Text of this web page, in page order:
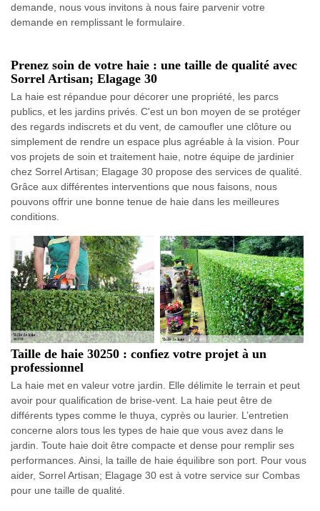
demande, nous vous invitons à nous faire parvenir votre
demande en remplissant le formulaire.
Prenez soin de votre haie : une taille de qualité avec
Sorrel Artisan; Elagage 30
La haie est répandue pour décorer une propriété, les parcs
publics, et les jardins privés. C'est un bon moyen de se protéger
des regards indiscrets et du vent, de camoufler une clôture ou
simplement de rendre un espace plus agréable à la vision. Pour
vos projets de soin et traitement haie, notre équipe de jardinier
chez Sorrel Artisan; Elagage 30 propose des services de qualité.
Grâce aux différentes interventions que nous faisons, nous
pouvons offrir une bonne tenue de haie dans les meilleures
conditions.
Taille de haie 30250 : confiez votre projet à un
professionnel
La haie met en valeur votre jardin. Elle délimite le terrain et peut
avoir pour qualification de brise-vent. La haie peut être de
différents types comme le thuya, cyprès ou laurier. L’entretien
concerne alors tous les types de haie que vous avez dans le
jardin. Toute haie doit être compacte et dense pour remplir ses
performances. Ainsi, la taille de haie équilibre son port. Pour vous
aider, Sorrel Artisan; Elagage 30 est à votre service sur Combas
pour une taille de qualité.